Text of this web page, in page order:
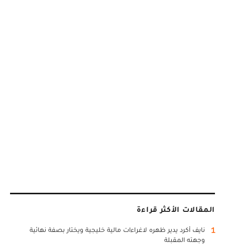
المقالات الأكثر قراءة
1
نايف أكرد يدير ظهره لاغراءات مالية خليجية ويختار بصفة نهائية
وجهته المقبلة